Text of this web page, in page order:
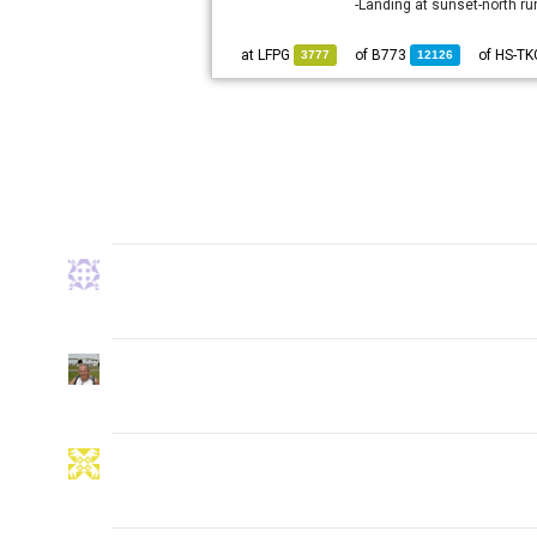
Landing at sunset-north
12126
B773
3777
LFPG